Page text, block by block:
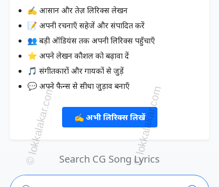
✍️ आसान और तेज़ लिरिक्स लेखन
📝 अपनी रचनाएँ सहेजें और संपादित करें
👥 बड़ी ऑडियंस तक अपनी लिरिक्स पहुँचाएँ
⭐ अपने लेखन कौशल को बढ़ावा दें
🎵 संगीतकारों और गायकों से जुड़ें
💬 अपने फैन्स से सीधा जुड़ाव बनाएँ
✍️ अभी लिरिक्स लिखें
Search CG Song Lyrics